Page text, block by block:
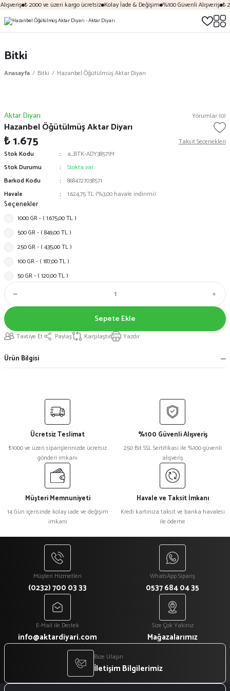
₺ 2000 ve üzeri kargo ücretsiz Kolay İade & Değişim %100 Güvenli Alışveriş ₺
Bitki
Anasayfa Bitki Hazanbel Öğütülmüş Aktar Diyarı
Aktar Diyarı Yorumlar (0)
Hazanbel Öğütülmüş Aktar Diyarı
₺ 1.675
Taksit Seçenekleri
Stok Kodu
a_BTK-ADY38571M
Stok Durumu
Stokta var
Barkod Kodu
8684727038571
Havale
1.624,75 TL (%3,00 havale indirimi)
Seçenekler
1000 GR - ( 1.675,00 TL )
500 GR - ( 849,00 TL )
250 GR - ( 435,00 TL )
100 GR - ( 187,00 TL )
50 GR - ( 120,00 TL )
Sepete Ekle
Tavsiye Et Paylaş Karşılaştır Yazdır
Ürün Bilgisi
Ücretsiz Teslimat
₺1000 ve üzeri siparişlerinizde ücretsiz
gönderi imkanı
%100 Güvenli Alışveriş
250 Bit SSL Sertifikası ile %100 güvenli
alışveriş
Müşteri Memnuniyeti
14 Gün içerisinde kolay iade ve değişim
imkanı
Havale ve Taksit İmkanı
Kredi kartınıza taksit ve banka havalesi
ile ödeme
Müşteri Hizmetleri
(0232) 700 03 33
WhatsApp Sipariş
0537 684 04 35
E-Mail ile Destek
info@aktardiyari.com
Size Çok Yakınız
Mağazalarımız
Bize Ulaşın
İletişim Bilgilerimiz